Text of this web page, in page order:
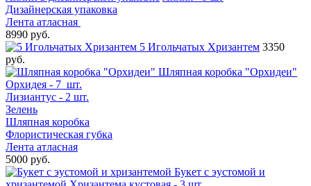
Дизайнерская упаковка
Лента атласная
8990 руб.
5 Игольчатых Хризантем 3350
руб.
Шляпная коробка "Орхидеи"
Орхидея - 7 шт.
Лизиантус - 2 шт.
Зелень
Шляпная коробка
Флористическая губка
Лента атласная
5000 руб.
Букет с эустомой и